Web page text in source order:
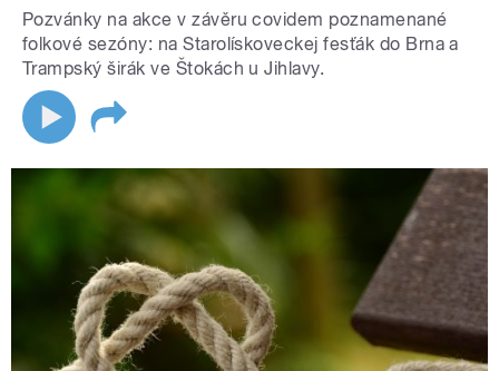
Pozvánky na akce v závěru covidem poznamenané
folkové sezóny: na Starolískoveckej fesťák do Brna a
Trampský širák ve Štokách u Jihlavy.